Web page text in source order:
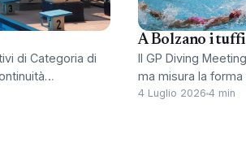
di Categoria di
A Bolzano i
Il GP Diving
ma misura la
4 Luglio 2026 4 min